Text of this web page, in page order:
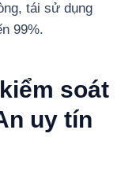
tái sử dụng
99%.
soát
uy tín